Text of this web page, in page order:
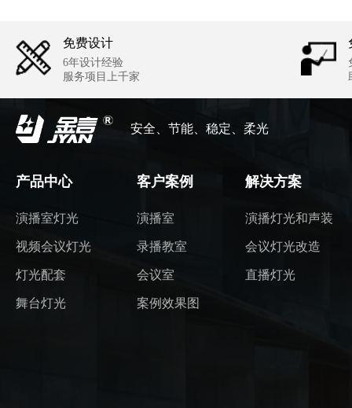
免费设计
6年设计经验
服务项目上千家
安全、节能、稳定、柔光
产品中心
演播室灯光
视频会议灯光
灯光配套
舞台灯光
客户案例
演播室
录播教室
会议室
案例效果图
解决方案
演播灯光和声装
会议灯光改造
直播灯光